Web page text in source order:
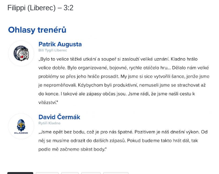
Filippi (Liberec) – 3:2